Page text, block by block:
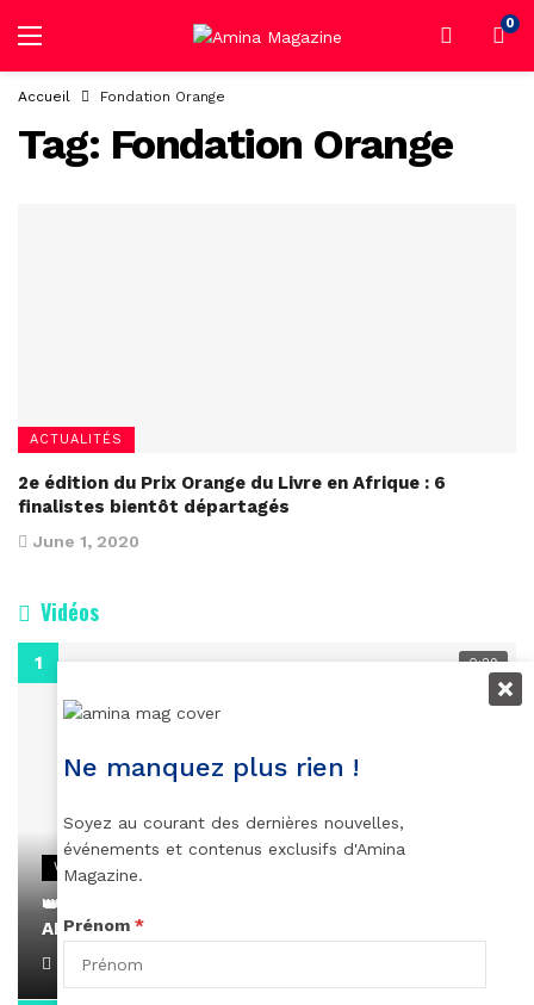
0
Accueil Fondation Orange
Tag: Fondation Orange
ACTUALITÉS
2e édition du Prix Orange du Livre en Afrique : 6
finalistes bientôt départagés
June 1, 2020
Vidéos
0:29
VIDEOS
👑 Remerciements à Ayden pour son message sur
AMINA, le Magazine de la Femme
April 1, 2022
Ne manquez plus rien !
Soyez au courant des dernières nouvelles,
événements et contenus exclusifs d'Amina
Magazine.
Prénom *